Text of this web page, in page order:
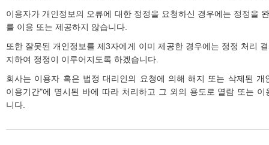
이용자가 개인정보의 오류에 대한 정정을 요청하신 경우에는 정정을
를 이용 또는 제공하지 않습니다.
또한 잘못된 개인정보를 제3자에게 이미 제공한 경우에는 정정 처리
지하여 정정이 이루어지도록 하겠습니다.
회사는 이용자 혹은 법정 대리인의 요청에 의해 해지 또는 삭제된 개
이용기간"에 명시된 바에 따라 처리하고 그 외의 용도로 열람 또는
니다.